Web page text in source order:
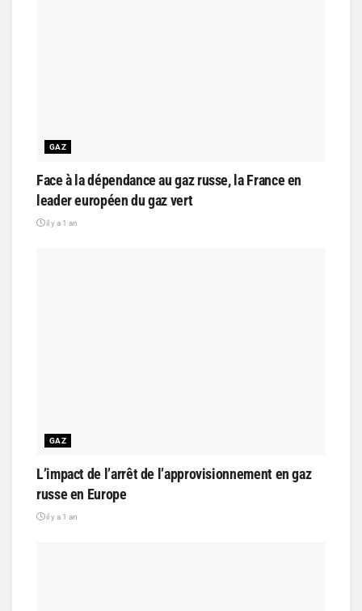
GAZ
Face à la dépendance au gaz russe, la France en
leader européen du gaz vert
il y a 1 an
GAZ
L’impact de l’arrêt de l’approvisionnement en gaz
russe en Europe
il y a 1 an